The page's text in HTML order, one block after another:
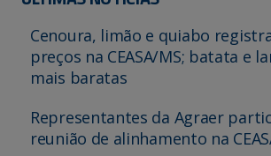
Cenoura, limão e quiabo
preços na CEASA/MS; batata e
mais baratas
Representantes da Agraer
reunião de alinhamento na